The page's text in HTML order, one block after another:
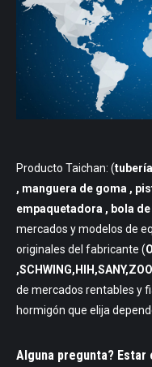
Producto Taichan: (tubería
, manguera de goma ,
empaquetadora , bola
mercados y modelos de
originales del fabricante (
de mercados rentables y
hormigón que elija
Alguna pregunta?